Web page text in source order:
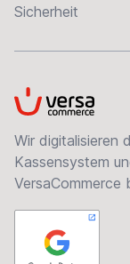
Sicherheit
VersaCommerce
Wir digitalisieren
Kassensystem
VersaCommerce